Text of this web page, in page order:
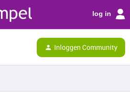
log in
Inloggen Community